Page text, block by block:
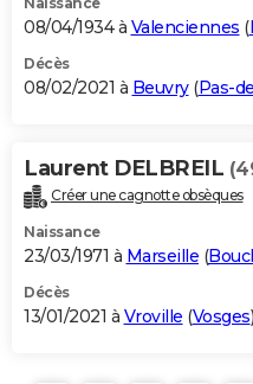
08/04/1934 à Valenciennes (
Décès
08/02/2021 à Beuvry(Pas-
Laurent DELBREIL
Créer une cagnotte obsèques
Naissance
23/03/1971 à Marseille (
Décès
13/01/2021 à Vroville (Vosges)